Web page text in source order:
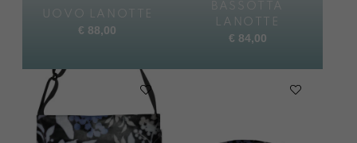
UOVO LANOTTE
€ 88,00
BASSOTTA
LANOTTE
€ 84,00